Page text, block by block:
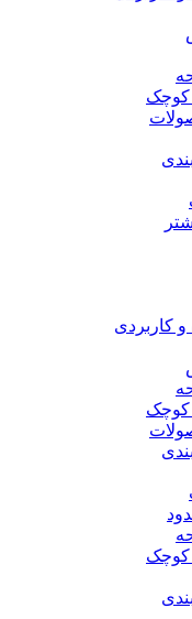
کوچک
و کاربردی
کوچک
کوچک